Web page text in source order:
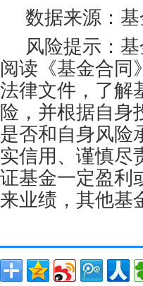
数据来源：
风险提示：
阅读《基金合同
法律文件，了解
险，并根据自身
是否和自身风险
实信用、谨慎尽
证基金一定盈利
来业绩，其他基